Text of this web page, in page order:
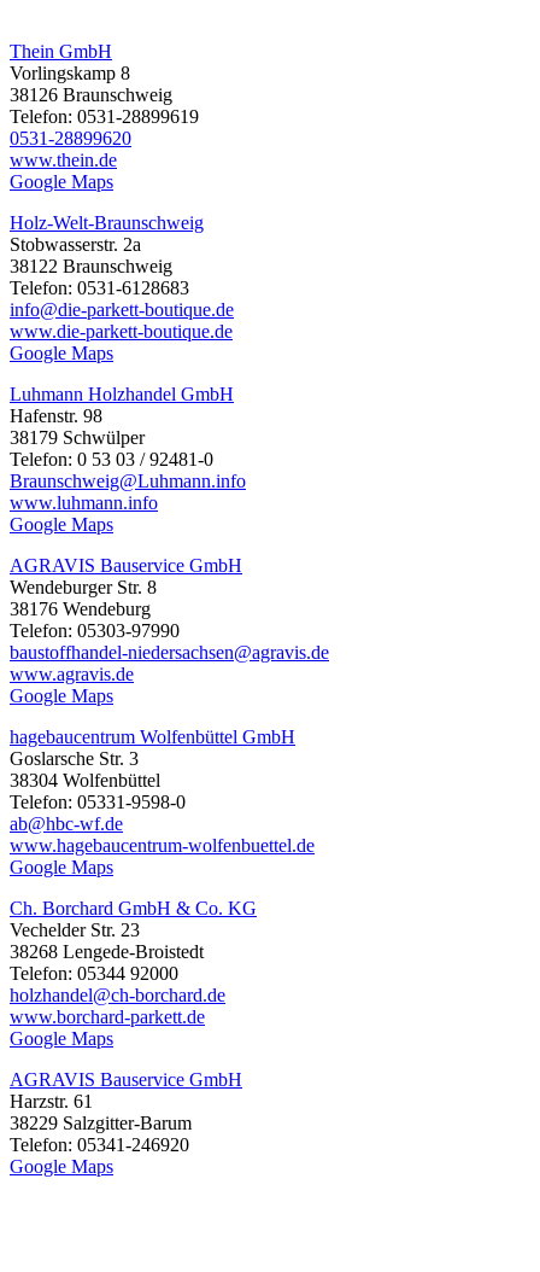
Thein GmbH
Vorlingskamp 8
38126 Braunschweig
Telefon: 0531-28899619
0531-28899620
www.thein.de
Google Maps
Holz-Welt-Braunschweig
Stobwasserstr. 2a
38122 Braunschweig
Telefon: 0531-6128683
info@die-parkett-boutique.de
www.die-parkett-boutique.de
Google Maps
Luhmann Holzhandel GmbH
Hafenstr. 98
38179 Schwülper
Telefon: 0 53 03 / 92481-0
Braunschweig@Luhmann.info
www.luhmann.info
Google Maps
AGRAVIS Bauservice GmbH
Wendeburger Str. 8
38176 Wendeburg
Telefon: 05303-97990
baustoffhandel-niedersachsen@agravis.de
www.agravis.de
Google Maps
hagebaucentrum Wolfenbüttel GmbH
Goslarsche Str. 3
38304 Wolfenbüttel
Telefon: 05331-9598-0
ab@hbc-wf.de
www.hagebaucentrum-wolfenbuettel.de
Google Maps
Ch. Borchard GmbH & Co. KG
Vechelder Str. 23
38268 Lengede-Broistedt
Telefon: 05344 92000
holzhandel@ch-borchard.de
www.borchard-parkett.de
Google Maps
AGRAVIS Bauservice GmbH
Harzstr. 61
38229 Salzgitter-Barum
Telefon: 05341-246920
Google Maps